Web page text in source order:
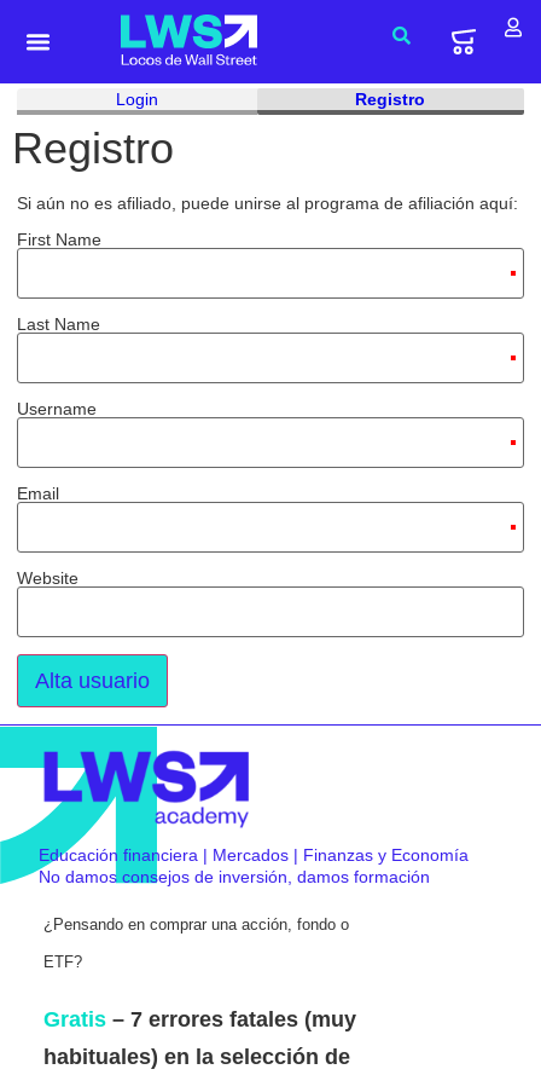
Login Registro
Registro
Si aún no es afiliado, puede unirse al programa de afiliación aquí:
First Name
Last Name
Username
Email
Website
Educación financiera | Mercados | Finanzas y Economía
No damos consejos de inversión, damos formación
¿Pensando en comprar una acción, fondo o
ETF?
Gratis – 7 errores fatales (muy
habituales) en la selección de